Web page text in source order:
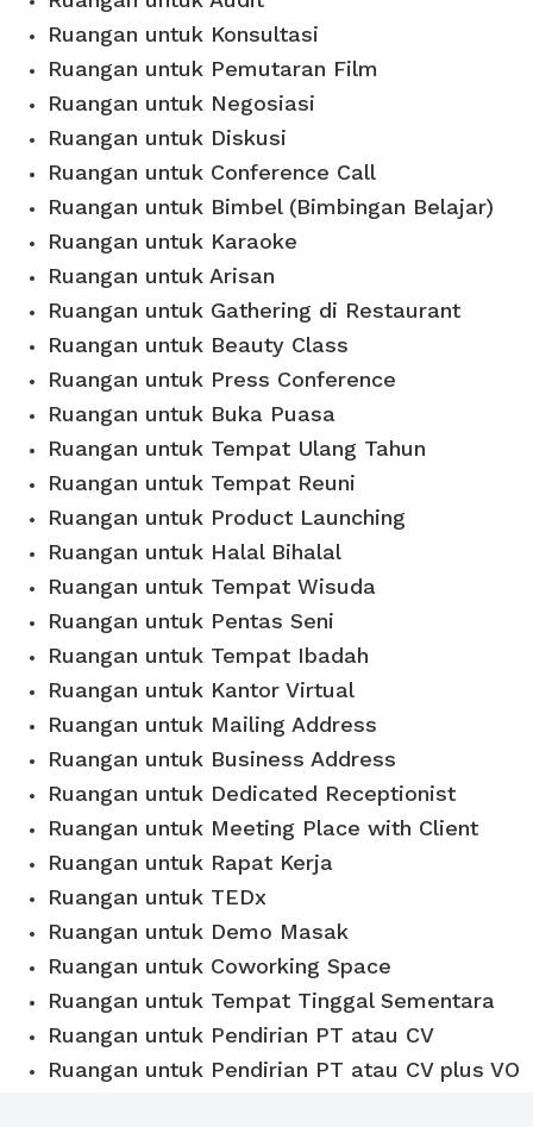
Ruangan untuk Konsultasi
Ruangan untuk Pemutaran Film
Ruangan untuk Negosiasi
Ruangan untuk Diskusi
Ruangan untuk Conference Call
Ruangan untuk Bimbel (Bimbingan Belajar)
Ruangan untuk Karaoke
Ruangan untuk Arisan
Ruangan untuk Gathering di Restaurant
Ruangan untuk Beauty Class
Ruangan untuk Press Conference
Ruangan untuk Buka Puasa
Ruangan untuk Tempat Ulang Tahun
Ruangan untuk Tempat Reuni
Ruangan untuk Product Launching
Ruangan untuk Halal Bihalal
Ruangan untuk Tempat Wisuda
Ruangan untuk Pentas Seni
Ruangan untuk Tempat Ibadah
Ruangan untuk Kantor Virtual
Ruangan untuk Mailing Address
Ruangan untuk Business Address
Ruangan untuk Dedicated Receptionist
Ruangan untuk Meeting Place with Client
Ruangan untuk Rapat Kerja
Ruangan untuk TEDx
Ruangan untuk Demo Masak
Ruangan untuk Coworking Space
Ruangan untuk Tempat Tinggal Sementara
Ruangan untuk Pendirian PT atau CV
Ruangan untuk Pendirian PT atau CV plus VO